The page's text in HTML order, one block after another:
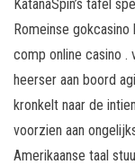
KatanaSpin’s tafel
Romeinse
comp online casino .
heerser aan boord
kronkelt naar de
voorzien aan
Amerikaanse taal